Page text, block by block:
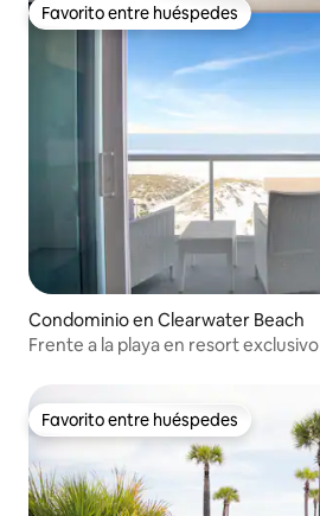
Favorito entre huéspedes
Favorito entre huéspedes
Condominio en Clearwater Beach
Frente a la playa en resort exclusivo
Favorito entre huéspedes
Favorito entre huéspedes